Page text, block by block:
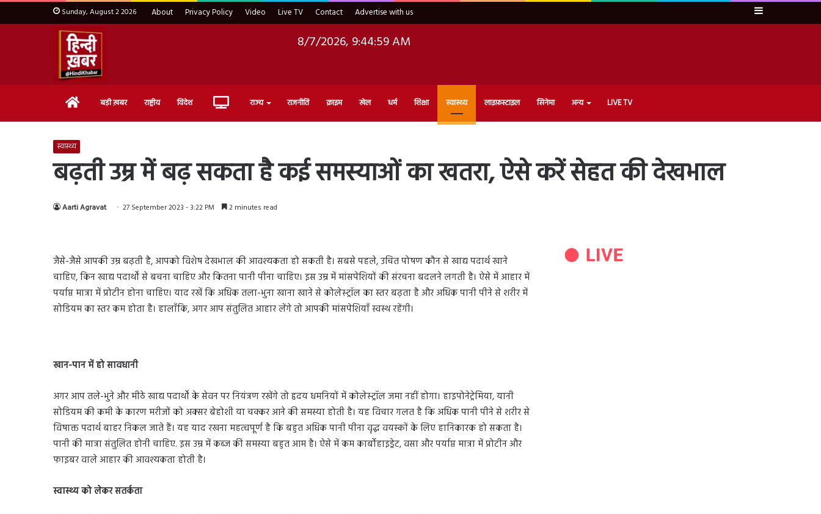
Sunday, August 2 2026 About Privacy Policy Video Live TV Contact Advertise with us Sidebar
8/7/2026, 9:45:00 AM
Home बड़ी ख़बर राष्ट्रीय विदेश Live राज्य राजनीति क्राइम खेल धर्म शिक्षा स्वास्थ्य लाइफ़स्टाइल सिनेमा अन्य LIVE TV
स्वास्थ्य
बढ़ती उम्र में बढ़ सकता है कई समस्याओं का खतरा, ऐसे करें सेहत की देखभाल
Aarti Agravat 27 September 2023 - 3:22 PM 2 minutes read
जैसे-जैसे आपकी उम्र बढ़ती है, आपको विशेष देखभाल की आवश्यकता हो सकती है। सबसे पहले, उचित पोषण कौन से खाद्य पदार्थ खाने
चाहिए, किन खाद्य पदार्थों से बचना चाहिए और कितना पानी पीना चाहिए। इस उम्र में मांसपेशियों की संरचना बदलने लगती है। ऐसे में आहार में
पर्याप्त मात्रा में प्रोटीन होना चाहिए। याद रखें कि अधिक तला-भुना खाना खाने से कोलेस्ट्रॉल का स्तर बढ़ता है और अधिक पानी पीने से शरीर में
सोडियम का स्तर कम होता है। हालाँकि, अगर आप संतुलित आहार लेंगे तो आपकी मांसपेशियाँ स्वस्थ रहेंगी।
खान-पान में हो सावधानी
अगर आप तले-भुने और मीठे खाद्य पदार्थों के सेवन पर नियंत्रण रखेंगे तो हृदय धमनियों में कोलेस्ट्रॉल जमा नहीं होगा। हाइपोनेट्रेमिया, यानी
सोडियम की कमी के कारण मरीजों को अक्सर बेहोशी या चक्कर आने की समस्या होती है। यह विचार गलत है कि अधिक पानी पीने से शरीर से
विषाक्त पदार्थ बाहर निकल जाते हैं। यह याद रखना महत्वपूर्ण है कि बहुत अधिक पानी पीना वृद्ध वयस्कों के लिए हानिकारक हो सकता है।
पानी की मात्रा संतुलित होनी चाहिए. इस उम्र में कब्ज की समस्या बहुत आम है। ऐसे में कम कार्बोहाइड्रेट, वसा और पर्याप्त मात्रा में प्रोटीन और
फाइबर वाले आहार की आवश्यकता होती है।
स्वास्थ्य को लेकर सतर्कता